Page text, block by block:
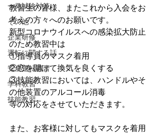
一発試験対策
その他
企業研修
運転に関する話
安全運転講習
学科教習
技能教習
教習生の皆様、またこれから入会をお
考えの方々へのお願いです。
新型コロナウイルスへの感染拡大防止
のため教習中は
①指導員のマスク着用
②窓を開けて換気を良くする
③技能教習においては、ハンドルやそ
の他装置のアルコール消毒
等の対応をさせていただきます。
また、お客様に対してもマスクを着用